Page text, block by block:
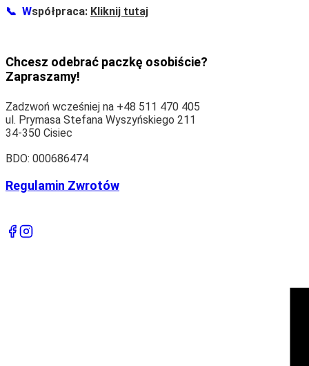
📞 Współpraca: Kliknij tutaj
Chcesz odebrać paczkę osobiście?
Zapraszamy!
Zadzwoń wcześniej na +48 511 470 405
ul. Prymasa Stefana Wyszyńskiego 211
34-350 Cisiec
BDO: 000686474
Regulamin Zwrotów